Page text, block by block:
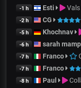
-1 h Esti
-2 h CG
-5 h Khochnav
-6 h sarah
-7 h Franco
-7 h Franco
-8 h Paul